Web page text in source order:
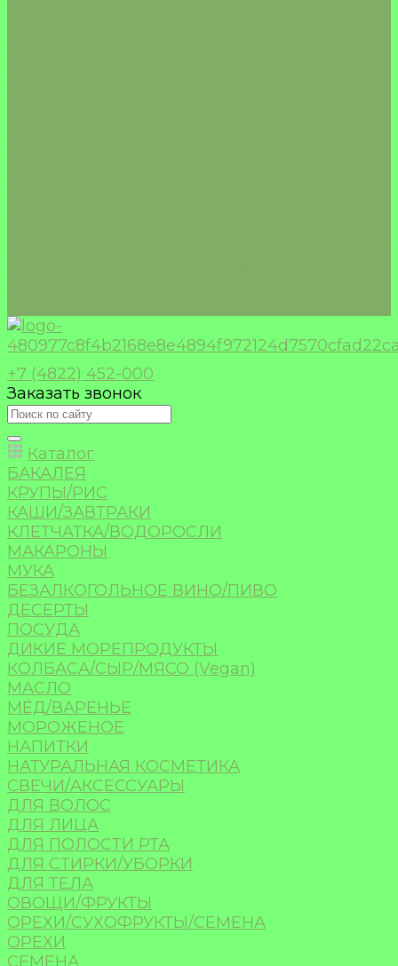
+7 (4822) 452-000
Заказать звонок
Каталог
БАКАЛЕЯ
КРУПЫ/РИС
КАШИ/ЗАВТРАКИ
КЛЕТЧАТКА/ВОДОРОСЛИ
МАКАРОНЫ
МУКА
БЕЗАЛКОГОЛЬНОЕ ВИНО/ПИВО
ДЕСЕРТЫ
ПОСУДА
ДИКИЕ МОРЕПРОДУКТЫ
КОЛБАСА/СЫР/МЯСО (Vegan)
МАСЛО
МЁД/ВАРЕНЬЕ
МОРОЖЕНОЕ
НАПИТКИ
НАТУРАЛЬНАЯ КОСМЕТИКА
СВЕЧИ/АКСЕССУАРЫ
ДЛЯ ВОЛОС
ДЛЯ ЛИЦА
ДЛЯ ПОЛОСТИ РТА
ДЛЯ СТИРКИ/УБОРКИ
ДЛЯ ТЕЛА
ОВОЩИ/ФРУКТЫ
ОРЕХИ/СУХОФРУКТЫ/СЕМЕНА
ОРЕХИ
СЕМЕНА